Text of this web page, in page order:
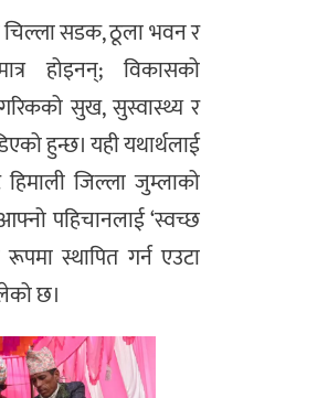
सडक, ठूला भवन र
होइनन्; विकासको
सुख, सुस्वास्थ्य र
हुन्छ। यही यथार्थलाई
जिल्ला जुम्लाको
पहिचानलाई ‘स्वच्छ
स्थापित गर्न एउटा
छ।